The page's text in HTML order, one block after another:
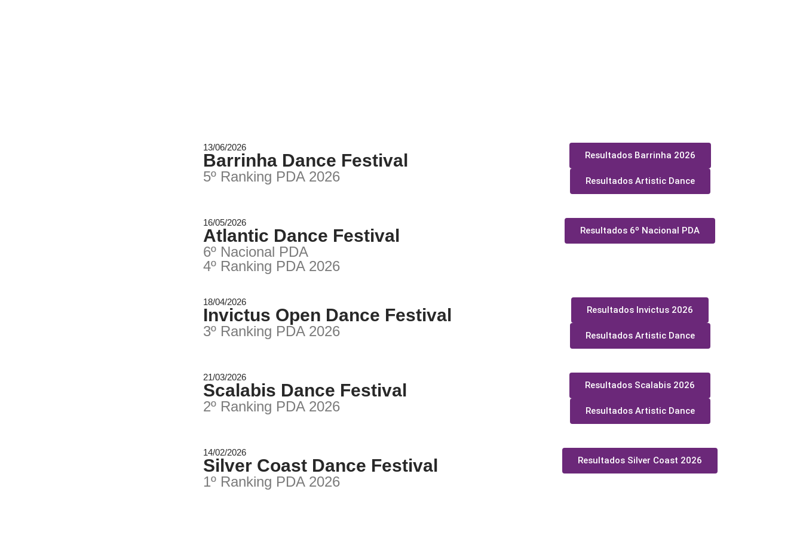
13/06/2026
Barrinha Dance Festival
5º Ranking PDA 2026
Resultados Barrinha 2026
Resultados Artistic Dance
16/05/2026
Atlantic Dance Festival
6º Nacional PDA
4º Ranking PDA 2026
Resultados 6º Nacional PDA
18/04/2026
Invictus Open Dance Festival
3º Ranking PDA 2026
Resultados Invictus 2026
Resultados Artistic Dance
21/03/2026
Scalabis Dance Festival
2º Ranking PDA 2026
Resultados Scalabis 2026
Resultados Artistic Dance
14/02/2026
Silver Coast Dance Festival
1º Ranking PDA 2026
Resultados Silver Coast 2026